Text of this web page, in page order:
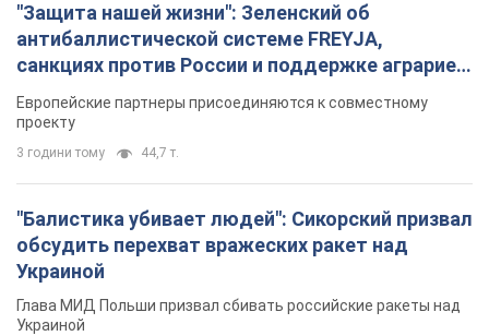
"Защита нашей жизни": Зеленский об
антибаллистической системе FREYJA,
санкциях против России и поддержке аграриев.
Видео
Европейские партнеры присоединяются к совместному
проекту
3 години тому 44,7 т.
"Балистика убивает людей": Сикорский призвал
обсудить перехват вражеских ракет над
Украиной
Глава МИД Польши призвал сбивать российские ракеты над
Украиной